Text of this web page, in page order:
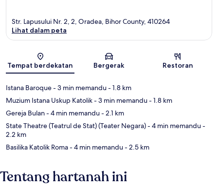
Peta
Str. Lapusului Nr. 2, 2, Oradea, Bihor County, 410264
Lihat dalam peta
Tempat berdekatan Bergerak Restoran
Istana Baroque- 3 min memandu- 1.8 km
Muzium Istana Uskup Katolik- 3 min memandu- 1.8 km
Gereja Bulan- 4 min memandu- 2.1 km
State Theatre (Teatrul de Stat) (Teater Negara)- 4 min memandu-
2.2 km
Basilika Katolik Roma- 4 min memandu- 2.5 km
Tentang hartanah ini